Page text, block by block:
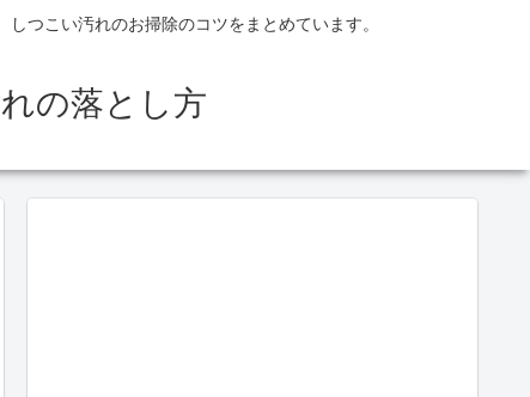
つこい汚れのお掃除のコツをまとめています。
の落とし方